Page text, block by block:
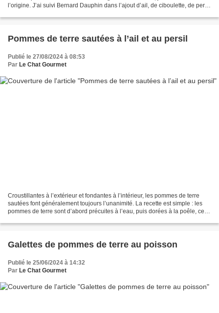
l’origine. J’ai suivi Bernard Dauphin dans l’ajout d’ail, de ciboulette, de persil
Pommes de terre sautées à l’ail et au persil
Publié le 27/08/2024 à 08:53
Par Le Chat Gourmet
Croustillantes à l’extérieur et fondantes à l’intérieur, les pommes de terre
sautées font généralement toujours l’unanimité. La recette est simple : les
pommes de terre sont d’abord précuites à l’eau, puis dorées à la poêle, ce
Galettes de pommes de terre au poisson
Publié le 25/06/2024 à 14:32
Par Le Chat Gourmet